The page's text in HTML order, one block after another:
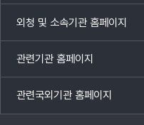
열기
외청 및 소속기관 홈페이지
목록
열기
관련기관 홈페이지
목록
열기
관련국외기관 홈페이지
목록
열기